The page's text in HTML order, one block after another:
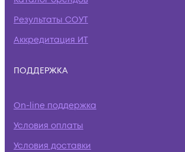
Результаты СОУТ
Аккредитация ИТ
ПОДДЕРЖКА
On-line поддержка
Условия оплаты
Условия доставки